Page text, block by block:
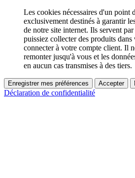
Les cookies nécessaires d'un point
exclusivement destinés à garantir
de notre site internet. Ils servent
puissiez collecter des produits
connecter à votre compte client. Il
remonter jusqu'à vous et les
en aucun cas transmises à des tiers.
Enregistrer mes préférences Accepter
Déclaration de confidentialité